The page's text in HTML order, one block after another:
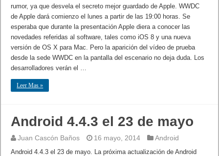
rumor, ya que desvela el secreto mejor guardado de Apple. WWDC
de Apple dará comienzo el lunes a partir de las 19:00 horas. Se
esperaba que durante la presentación Apple diera a conocer las
novedades referidas al software, tales como iOS 8 y una nueva
versión de OS X para Mac. Pero la aparición del vídeo de prueba
desde la sede WWDC en la pantalla del escenario no deja duda. Los
desarrolladores verán el …
Leer Mas »
Android 4.4.3 el 23 de mayo
Juan Cascón Baños 16 mayo, 2014 Android
Android 4.4.3 el 23 de mayo. La próxima actualización de Android